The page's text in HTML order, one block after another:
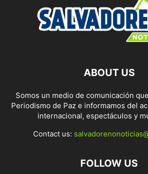
ABOUT US
Somos un medio de comunicación
Periodismo de Paz e informamos del
internacional, espectáculos y
Contact us:
FOLLOW US